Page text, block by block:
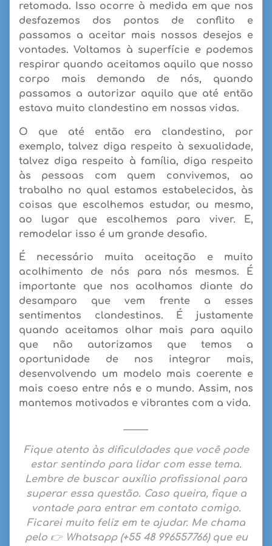
retomada. Isso ocorre à medida em que nos
desfazemos dos pontos de conflito e
passamos a aceitar mais nossos desejos e
vontades. Voltamos à superfície e podemos
respirar quando aceitamos aquilo que nosso
corpo mais demanda de nós, quando
passamos a autorizar aquilo que até então
estava muito clandestino em nossas vidas.
O que até então era clandestino, por
exemplo, talvez diga respeito à sexualidade,
talvez diga respeito à família, diga respeito
às pessoas com quem convivemos, ao
trabalho no qual estamos estabelecidos, às
coisas que escolhemos estudar, ou mesmo,
ao lugar que escolhemos para viver. E,
remodelar isso é um grande desafio.
É necessário muita aceitação e muito
acolhimento de nós para nós mesmos. É
importante que nos acolhamos diante do
desamparo que vem frente a esses
sentimentos clandestinos. É justamente
quando aceitamos olhar mais para aquilo
que não autorizamos que temos a
oportunidade de nos integrar mais,
desenvolvendo um modelo mais coerente e
mais coeso entre nós e o mundo. Assim, nos
mantemos motivados e vibrantes com a vida.
Fique atento às dificuldades que você pode
estar sentindo para lidar com esse tema.
Lembre de buscar auxílio profissional para
superar essa questão. Caso queira, fique a
vontade para entrar em contato comigo.
Ficarei muito feliz em te ajudar. Me chama
pelo 👉 Whatsapp(+55 48 996557766)que eu